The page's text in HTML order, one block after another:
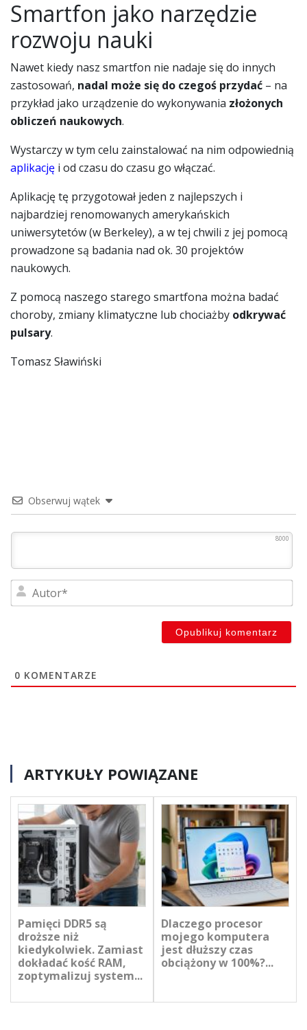
Smartfon jako narzędzie
rozwoju nauki
Nawet kiedy nasz smartfon nie nadaje się do innych
zastosowań, nadal może się do czegoś przydać – na
przykład jako urządzenie do wykonywania złożonych
obliczeń naukowych.
Wystarczy w tym celu zainstalować na nim odpowiednią
aplikację i od czasu do czasu go włączać.
Aplikację tę przygotował jeden z najlepszych i
najbardziej renomowanych amerykańskich
uniwersytetów (w Berkeley), a w tej chwili z jej pomocą
prowadzone są badania nad ok. 30 projektów
naukowych.
Z pomocą naszego starego smartfona można badać
choroby, zmiany klimatyczne lub chociażby odkrywać
pulsary.
Tomasz Sławiński
Obserwuj wątek
8000
0 KOMENTARZE
ARTYKUŁY POWIĄZANE
Pamięci DDR5 są
droższe niż
kiedykolwiek. Zamiast
dokładać kość RAM,
zoptymalizuj system...
Dlaczego procesor
mojego komputera
jest dłuższy czas
obciążony w 100%?...